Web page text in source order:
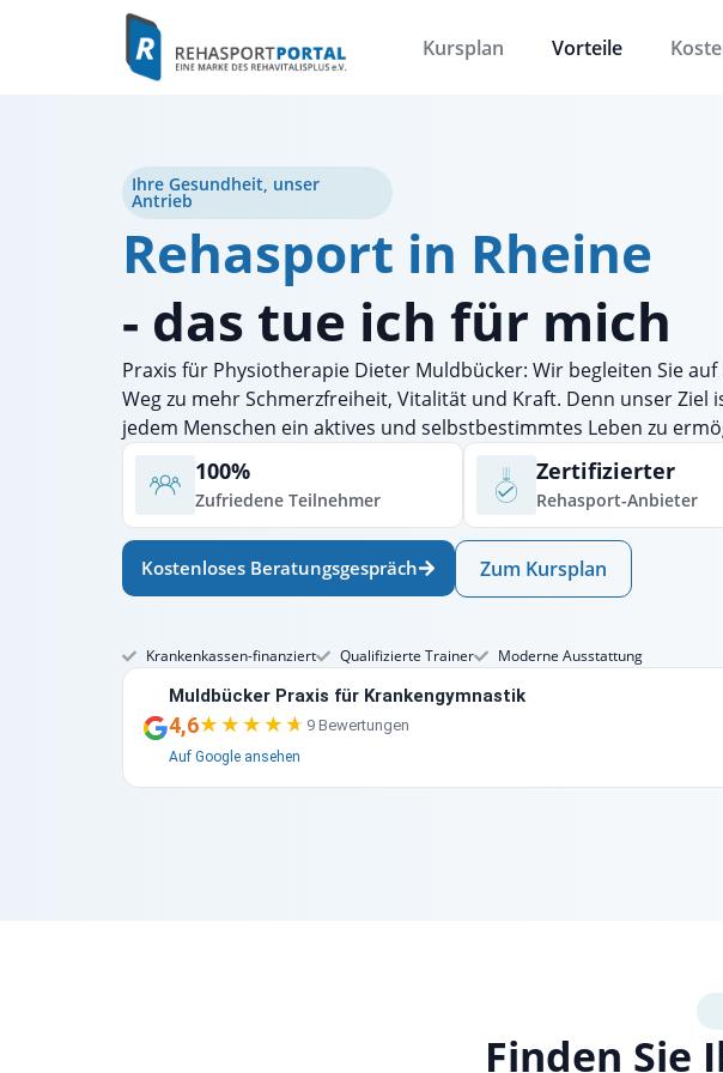
Kursplan Vorteile
Ihre Gesundheit, unser
Antrieb
Rehasport in Rheine
- das tue ich für mich
Praxis für Physiotherapie Dieter Muldbücker: Wir begleiten Sie auf
Weg zu mehr Schmerzfreiheit, Vitalität und Kraft. Denn unser Ziel
jedem Menschen ein aktives und selbstbestimmtes Leben zu
100%
Zufriedene Teilnehmer
Zertifizierter
Rehasport-Anbieter
Kostenloses Beratungsgespräch Zum Kursplan
Krankenkassen-finanziert Qualifizierte Trainer Moderne Ausstattung
Muldbücker Praxis für Krankengymnastik
4,6★★★★★
★★★★★ 9 Bewertungen
Auf Google ansehen
Finden Sie